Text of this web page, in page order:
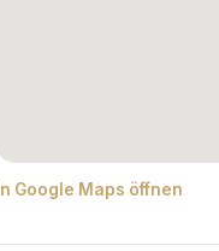
In Google Maps öffnen